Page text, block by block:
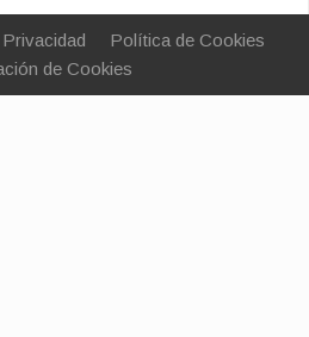
Política de Cookies
de Cookies